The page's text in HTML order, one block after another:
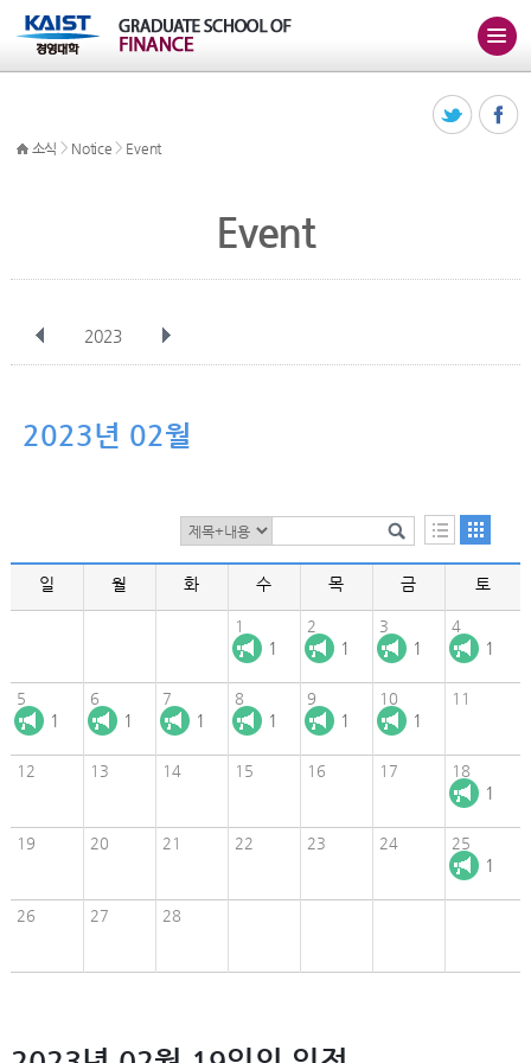
소식 > Notice > Event
Event
2023
12월
2023년 02월
일 월 화 수 목 금 토
1
1
2
1
3
1
4
1
5
1
6
1
7
1
8
1
9
1
10
1
11
12 13 14 15 16 17 18
1
19 20 21 22 23 24 25
1
26 27 28